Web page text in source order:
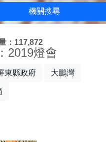
機關搜尋
：117,872
2019燈會
東縣政府 大鵬灣